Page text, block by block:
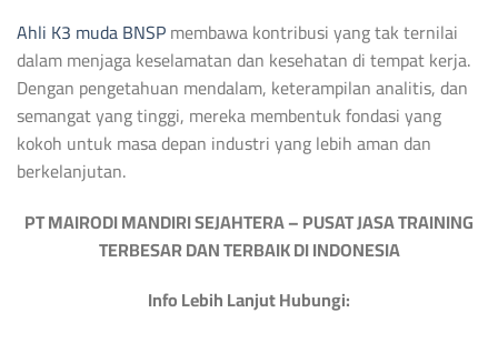
Ahli K3 muda BNSPmembawa kontribusi yang tak ternilai
dalam menjaga keselamatan dan kesehatan di tempat kerja.
Dengan pengetahuan mendalam, keterampilan analitis, dan
semangat yang tinggi, mereka membentuk fondasi yang
kokoh untuk masa depan industri yang lebih aman dan
berkelanjutan.
PT MAIRODI MANDIRI SEJAHTERA – PUSAT JASA TRAINING
TERBESAR DAN TERBAIK DI INDONESIA
Info Lebih Lanjut Hubungi: